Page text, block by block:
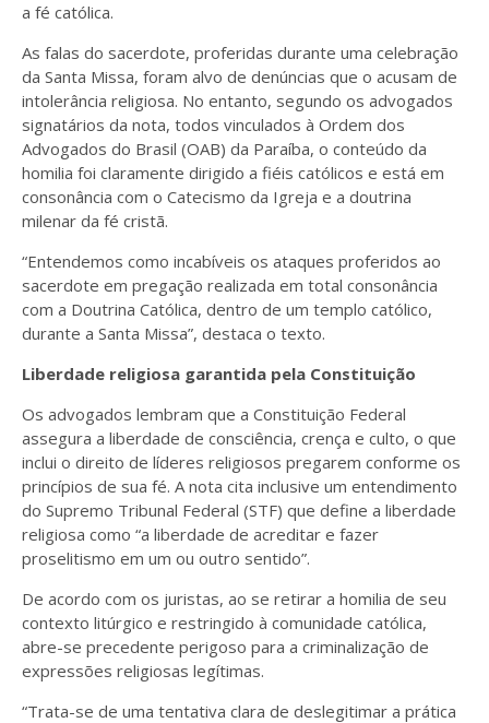
a fé católica.
As falas do sacerdote, proferidas durante uma celebração
da Santa Missa, foram alvo de denúncias que o acusam de
intolerância religiosa. No entanto, segundo os advogados
signatários da nota, todos vinculados à Ordem dos
Advogados do Brasil (OAB) da Paraíba, o conteúdo da
homilia foi claramente dirigido a fiéis católicos e está em
consonância com o Catecismo da Igreja e a doutrina
milenar da fé cristã.
“Entendemos como incabíveis os ataques proferidos ao
sacerdote em pregação realizada em total consonância
com a Doutrina Católica, dentro de um templo católico,
durante a Santa Missa”, destaca o texto.
Liberdade religiosa garantida pela Constituição
Os advogados lembram que a Constituição Federal
assegura a liberdade de consciência, crença e culto, o que
inclui o direito de líderes religiosos pregarem conforme os
princípios de sua fé. A nota cita inclusive um entendimento
do Supremo Tribunal Federal (STF) que define a liberdade
religiosa como “a liberdade de acreditar e fazer
proselitismo em um ou outro sentido”.
De acordo com os juristas, ao se retirar a homilia de seu
contexto litúrgico e restringido à comunidade católica,
abre-se precedente perigoso para a criminalização de
expressões religiosas legítimas.
“Trata-se de uma tentativa clara de deslegitimar a prática